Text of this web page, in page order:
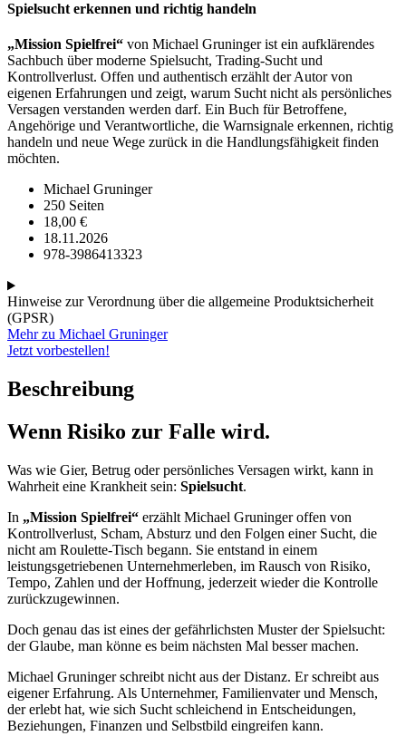
Spielsucht erkennen und richtig handeln
„Mission Spielfrei“ von Michael Gruninger ist ein aufklärendes
Sachbuch über moderne Spielsucht, Trading-Sucht und
Kontrollverlust. Offen und authentisch erzählt der Autor von
eigenen Erfahrungen und zeigt, warum Sucht nicht als persönliches
Versagen verstanden werden darf. Ein Buch für Betroffene,
Angehörige und Verantwortliche, die Warnsignale erkennen, richtig
handeln und neue Wege zurück in die Handlungsfähigkeit finden
möchten.
Michael Gruninger
250 Seiten
18,00 €
18.11.2026
978-3986413323
Hinweise zur Verordnung über die allgemeine Produktsicherheit
(GPSR)
Mehr zu Michael Gruninger
Jetzt vorbestellen!
Beschreibung
Wenn Risiko zur Falle wird.
Was wie Gier, Betrug oder persönliches Versagen wirkt, kann in
Wahrheit eine Krankheit sein: Spielsucht.
In „Mission Spielfrei“ erzählt Michael Gruninger offen von
Kontrollverlust, Scham, Absturz und den Folgen einer Sucht, die
nicht am Roulette-Tisch begann. Sie entstand in einem
leistungsgetriebenen Unternehmerleben, im Rausch von Risiko,
Tempo, Zahlen und der Hoffnung, jederzeit wieder die Kontrolle
zurückzugewinnen.
Doch genau das ist eines der gefährlichsten Muster der Spielsucht:
der Glaube, man könne es beim nächsten Mal besser machen.
Michael Gruninger schreibt nicht aus der Distanz. Er schreibt aus
eigener Erfahrung. Als Unternehmer, Familienvater und Mensch,
der erlebt hat, wie sich Sucht schleichend in Entscheidungen,
Beziehungen, Finanzen und Selbstbild eingreifen kann.